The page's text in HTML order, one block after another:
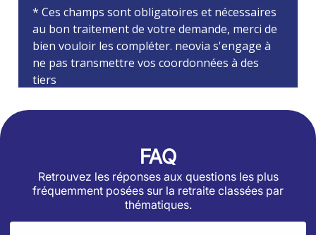
FAQ
Retrouvez les réponses aux questions les plus
fréquemment posées sur la retraite classées par
thématiques.